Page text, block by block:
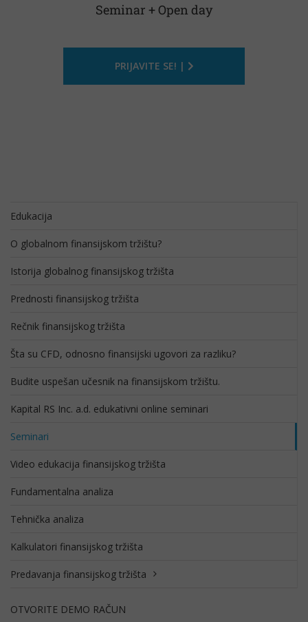
Seminar + Open day
PRIJAVITE SE! |
Edukacija
O globalnom finansijskom tržištu?
Istorija globalnog finansijskog tržišta
Prednosti finansijskog tržišta
Rečnik finansijskog tržišta
Šta su CFD, odnosno finansijski ugovori za razliku?
Budite uspešan učesnik na finansijskom tržištu.
Kapital RS Inc. a.d. edukativni online seminari
Seminari
Video edukacija finansijskog tržišta
Fundamentalna analiza
Tehnička analiza
Kalkulatori finansijskog tržišta
Predavanja finansijskog tržišta
OTVORITE DEMO RAČUN